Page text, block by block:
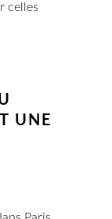
celles
UNE